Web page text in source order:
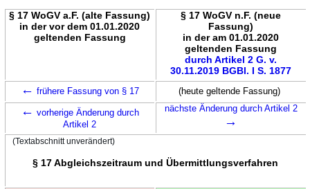
§ 17 WoGV a.F. (alte Fassung)
in der vor dem 01.01.2020
geltenden Fassung
§ 17 WoGV n.F. (neue
Fassung)
in der am 01.01.2020
geltenden Fassung
durch Artikel 2 G. v.
30.11.2019 BGBl. I S. 1877
← frühere Fassung von § 17 (heute geltende Fassung)
← vorherige Änderung durch
Artikel 2
nächste Änderung durch Artikel 2
→
(Textabschnitt unverändert)
§ 17 Abgleichszeitraum und Übermittlungsverfahren